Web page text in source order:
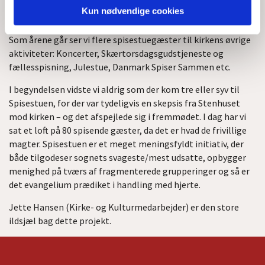
Kun nødvendige cookies
Som årene går ser vi flere spisestuegæster til kirkens øvrige
aktiviteter: Koncerter, Skærtorsdagsgudstjeneste og
fællesspisning, Julestue, Danmark Spiser Sammen etc.
I begyndelsen vidste vi aldrig som der kom tre eller syv til
Spisestuen, for der var tydeligvis en skepsis fra Stenhuset
mod kirken – og det afspejlede sig i fremmødet. I dag har vi
sat et loft på 80 spisende gæster, da det er hvad de frivillige
magter. Spisestuen er et meget meningsfyldt initiativ, der
både tilgodeser sognets svageste/mest udsatte, opbygger
menighed på tværs af fragmenterede grupperinger og så er
det evangelium prædiket i handling med hjerte.
Jette Hansen (Kirke- og Kulturmedarbejder) er den store
ildsjæl bag dette projekt.